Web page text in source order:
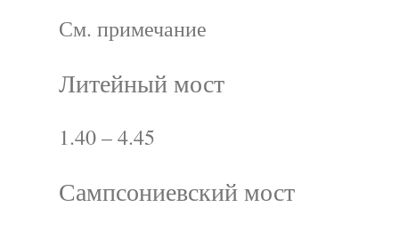
См. примечание
Литейный мост
1.40 – 4.45
Сампсониевский мост